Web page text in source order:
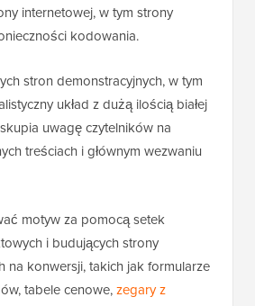
internetowej, w tym strony
kodowania.
stron demonstracyjnych, w tym
układ z dużą ilością białej
uwagę czytelników na
treściach i głównym wezwaniu
motyw za pomocą setek
i budujących strony
na konwersji, takich jak formularze
tabele cenowe,zegary z